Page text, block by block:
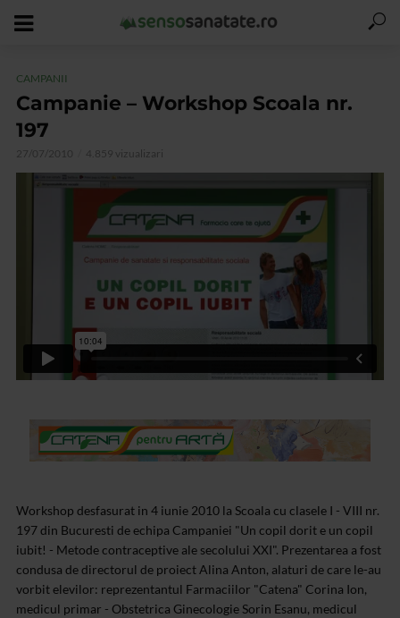
CAMPANII
Campanie – Workshop Scoala nr.
197
27/07/2010 4.859 vizualizari
Workshop desfasurat in 4 iunie 2010 la Scoala cu clasele I - VIII nr.
197 din Bucuresti de echipa Campaniei "Un copil dorit e un copil
iubit! - Metode contraceptive ale secolului XXI". Prezentarea a fost
condusa de directorul de proiect Alina Anton, alaturi de care le-au
vorbit elevilor: reprezentantul Farmaciilor "Catena" Corina Ion,
medicul primar - Obstetrica Ginecologie Sorin Esanu, medicul